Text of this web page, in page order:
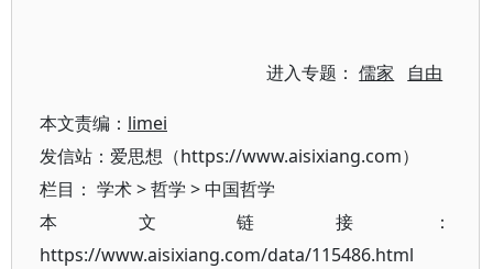
进入专题：儒家 自由
本文责编： limei
发信站：爱思想（https://www.aisixiang.com）
栏目： 学术>哲学 >中国哲学
本文链接：
https://www.aisixiang.com/data/115486.html